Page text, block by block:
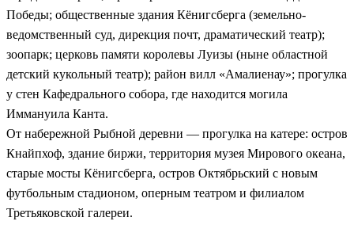
Победы; общественные здания Кёнигсберга (земельно-
ведомственный суд, дирекция почт, драматический театр);
зоопарк; церковь памяти королевы Луизы (ныне областной
детский кукольный театр); район вилл «Амалиенау»; прогулка
у стен Кафедрального собора, где находится могила
Иммануила Канта.
От набережной Рыбной деревни — прогулка на катере: остров
Кнайпхоф, здание биржи, территория музея Мирового океана,
старые мосты Кёнигсберга, остров Октябрьский с новым
футбольным стадионом, оперным театром и филиалом
Третьяковской галереи.